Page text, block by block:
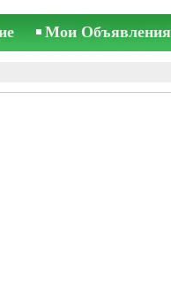
Мои Объявления